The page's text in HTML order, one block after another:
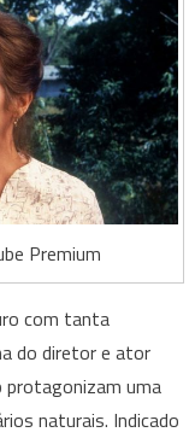
Premium
com tanta
do diretor e ator
protagonizam uma
naturais. Indicado